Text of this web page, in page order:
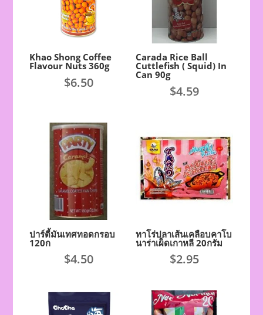
Khao Shong Coffee
Flavour Nuts 360g
$6.50
Carada Rice Ball
Cuttlefish ( Squid) In
Can 90g
$4.59
ปาร์ตี้มันเทศทอดกรอบ
120ก
$4.50
ทาโร่ปลาเส้นเคลือบคาโบ
นาร่าเผ็ดเกาหลี 20กรัม
$2.95